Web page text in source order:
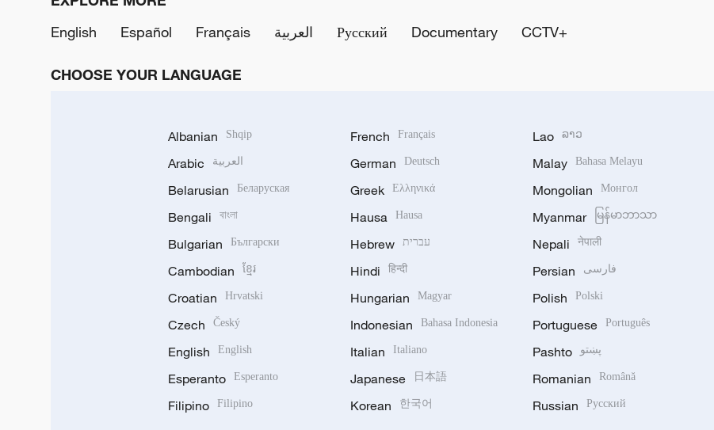
English
Español Français العربية Русский Documentary CCTV+
CHOOSE YOUR LANGUAGE
Albanian Shqip
Arabic العربية
Belarusian Беларуская
Bengali বাংলা
Bulgarian Български
Cambodian ខ្មែរ
Croatian Hrvatski
Czech Český
English English
Esperanto Esperanto
Filipino Filipino
French Français
German Deutsch
Greek Ελληνικά
Hausa Hausa
Hebrew עברית
Hindi हिन्दी
Hungarian Magyar
Indonesian Bahasa Indonesia
Italian Italiano
Japanese 日本語
Korean 한국어
Lao ລາວ
Malay Bahasa Melayu
Mongolian Монгол
Myanmar မြန်မာဘာသာ
Nepali नेपाली
Persian فارسی
Polish Polski
Portuguese Português
Pashto پښتو
Romanian Română
Russian Русский